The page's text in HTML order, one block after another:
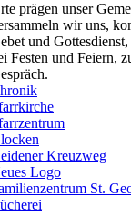
prägen unser
wir uns,
und
Festen und Feiern,
Kreuzweg
Logo
St.